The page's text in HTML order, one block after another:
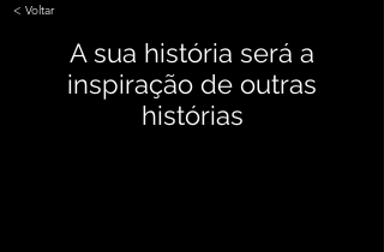
< Voltar
A sua história será a
inspiração de outras
histórias